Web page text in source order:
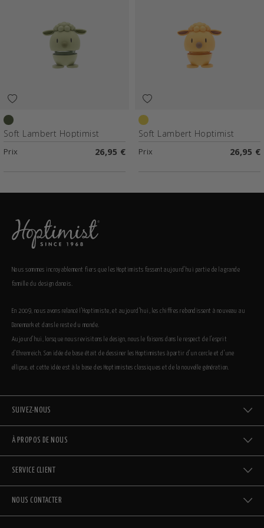
Olive
Soft Lambert Hoptimist
Prix 26,95 €
Mimosa
Soft Lambert Hoptimist
Prix 26,95 €
Nous sommes incroyablement fiers que les Hoptimists fassent aujourd’hui partie de la grande
famille du design danois.
En 2009, nous avons relancé l’Hoptimiste, et aujourd’hui, les chiffres rebondissent à nouveau au
Danemark et dans le reste du monde.
Aujourd’hui, lorsque nous revisitons le design, nous le faisons dans le respect de l’esprit
d’Ehrenreich. Son idée de base était de dessiner les Hoptimistes à partir d’un cercle et d’une
ellipse, et cette idée est à la base des Hoptimistes classiques et de la nouvelle génération.
SUIVEZ-NOUS
À PROPOS DE NOUS
SERVICE CLIENT
NOUS CONTACTER